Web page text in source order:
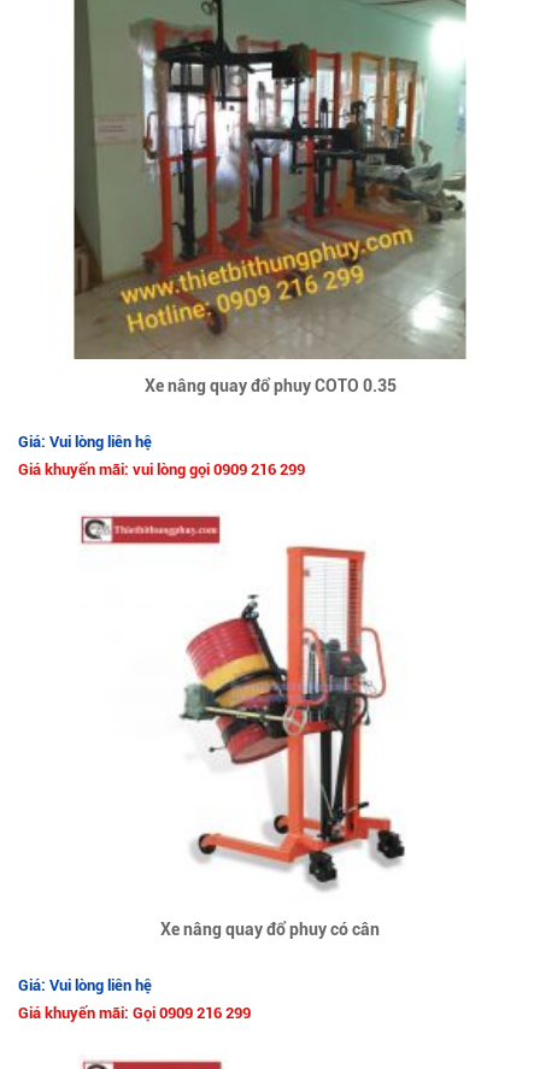
Xe nâng quay đổ phuy COTO 0.35
Giá: Vui lòng liên hệ
Giá khuyến mãi: vui lòng gọi 0909 216 299
Xe nâng quay đổ phuy có cân
Giá: Vui lòng liên hệ
Giá khuyến mãi: Gọi 0909 216 299